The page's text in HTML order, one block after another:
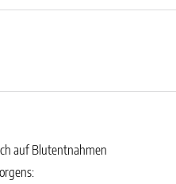
auf Blutentnahmen